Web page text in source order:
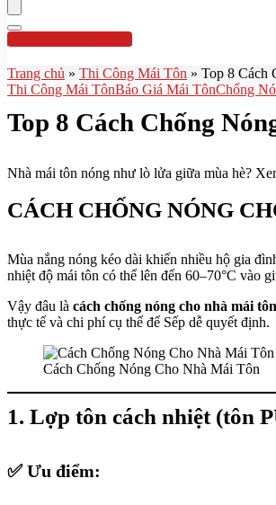
Hotline:0961 894 472
Trang chủ » Thi Công Mái Tôn » Top 8 Cách
Thi Công Mái TônBáo Giá Mái TônChống
Top 8 Cách Chống
Nhà mái tôn nóng như lò lửa giữa mùa hè?
CÁCH CHỐNG NÓNG
Mùa nắng nóng kéo dài khiến nhiều hộ gia
nhiệt độ mái tôn có thể lên đến 60–70°C vào
Vậy đâu là cách chống nóng cho nhà mái
thực tế và chi phí cụ thể để Sếp dễ quyết định.
Cách Chống Nóng Cho Nhà Mái Tôn
1. Lợp tôn cách nhiệt (tôn
✅ Ưu điểm: